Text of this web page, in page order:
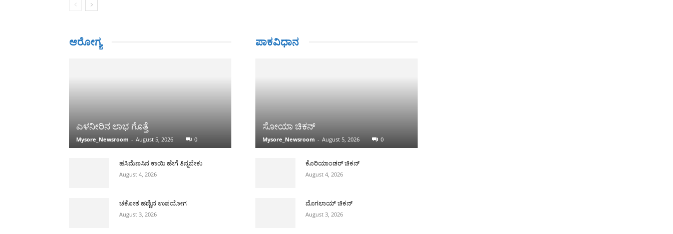
ಆರೋಗ್ಯ
ಎಳನೀರಿನ ಲಾಭ ಗೊತ್ತೆ
Mysore_Newsroom - August 5, 2026 0
ಹಸಿಮೆಣಸಿನ ಕಾಯಿ ಹೇಗೆ ತಿನ್ನಬೇಕು
August 4, 2026
ಚಕೋತ ಹಣ್ಣಿನ ಉಪಯೋಗ
August 3, 2026
ಪಾಕವಿಧಾನ
ಸೋಯಾ ಚಿಕನ್
Mysore_Newsroom - August 5, 2026 0
ಕೊರಿಯಾಂಡರ್ ಚಿಕನ್
August 4, 2026
ಮೊಗಲಾಯ್ ಚಿಕನ್
August 3, 2026